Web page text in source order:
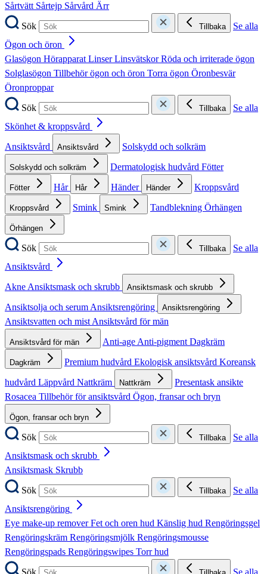
Sårtvätt Sårtejp Sårvård Ärr
Sök
Tillbaka
Se alla
Ögon och öron
Glasögon HörapparatLinserLinsvätskorRöda och irriterade ögon
Solglasögon Tillbehör ögon och öron Torra ögon Öronbesvär
Öronproppar
Sök
Tillbaka
Se alla
Skönhet & kroppsvård
Ansiktsvård
Ansiktsvård Solskydd och solkräm
Solskydd och solkräm Dermatologisk hudvård Fötter
Fötter Hår Hår Händer Händer Kroppsvård
Kroppsvård Smink Smink Tandblekning Örhängen
Örhängen
Sök Tillbaka
Se alla
Ansiktsvård
AkneAnsiktsmask och skrubb Ansiktsmask och skrubb
Ansiktsolja och serumAnsiktsrengöring Ansiktsrengöring
Ansiktsvatten och mistAnsiktsvård för män
Ansiktsvård för män Anti-ageAnti-pigmentDagkräm
Dagkräm Premium hudvård Ekologisk ansiktsvård Koreansk
hudvård Läppvård Nattkräm Nattkräm
Presentask ansikte
Rosacea Tillbehör för ansiktsvård Ögon, fransar och bryn
Ögon, fransar och bryn
Sök Tillbaka
Se alla
Ansiktsmask och skrubb
Ansiktsmask Skrubb
Sök
Tillbaka
Se alla
Ansiktsrengöring
Eye make-up removerFet och oren hud Känslig hud Rengöringsgel
Rengöringskräm Rengöringsmjölk Rengöringsmousse
Rengöringspads Rengöringswipes Torr hud